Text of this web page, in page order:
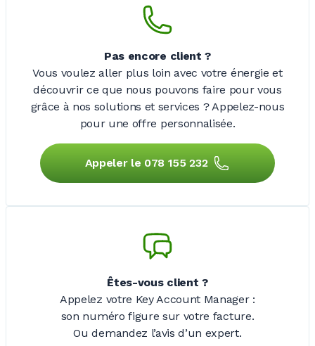
Pas encore client ?
Vous voulez aller plus loin avec votre énergie et
découvrir ce que nous pouvons faire pour vous
grâce à nos solutions et services ? Appelez-nous
pour une offre personnalisée.
Appeler le 078 155 232
Êtes-vous client ?
Appelez votre Key Account Manager :
son numéro figure sur votre facture.
Ou demandez l’avis d’un expert.